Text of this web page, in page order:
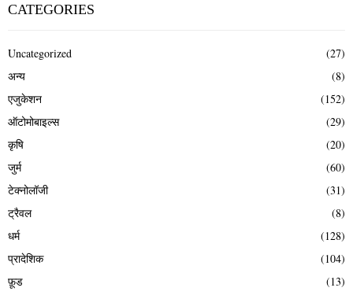
CATEGORIES
Uncategorized
(27)
अन्य
(8)
एजुकेशन
(152)
ऑटोमोबाइल्स
(29)
कृषि
(20)
जुर्म
(60)
टेक्नोलॉजी
(31)
ट्रैवल
(8)
धर्म
(128)
प्रादेशिक
(104)
फ़ूड
(13)